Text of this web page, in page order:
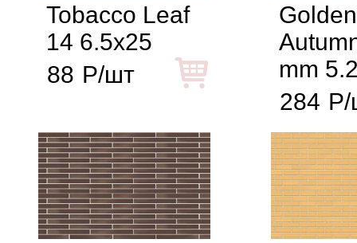
Tobacco Leaf
14 6.5x25
88 Р/шт
Golden
mm
284 Р/